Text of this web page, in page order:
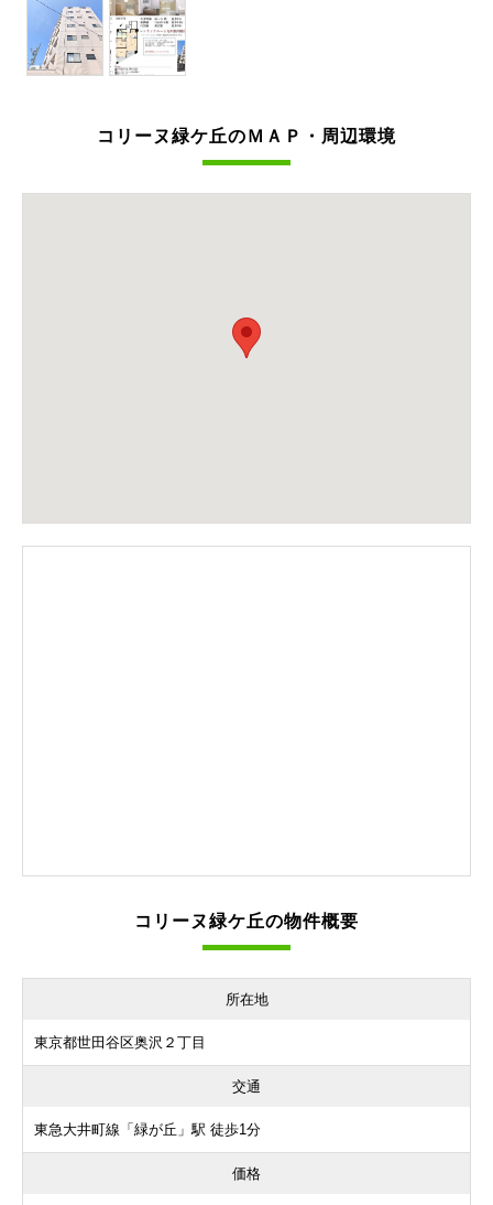
コリーヌ緑ケ丘のＭＡＰ・周辺環境
コリーヌ緑ケ丘の物件概要
所在地
東京都世田谷区奥沢２丁目
交通
東急大井町線「緑が丘」駅 徒歩1分
価格